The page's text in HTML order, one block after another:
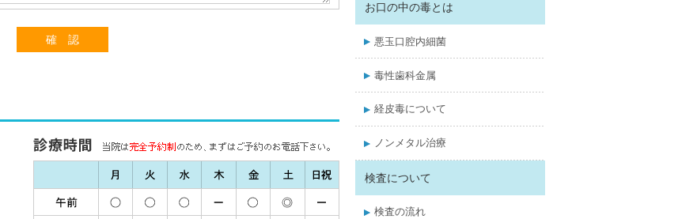
お口の中の毒とは
悪玉口腔内細菌
毒性歯科金属
経皮毒について
ノンメタル治療
検査について
検査の流れ